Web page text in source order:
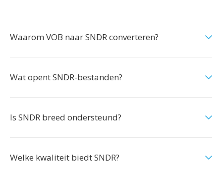
Waarom VOB naar SNDR converteren?
Wat opent SNDR-bestanden?
Is SNDR breed ondersteund?
Welke kwaliteit biedt SNDR?